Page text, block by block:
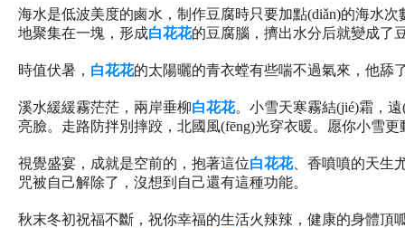
海水是低波美度的鹵水，制作豆腐時只要加點(diǎn)的海
地聚集在一塊，形成白花花的豆腐腦，擠出水分后就變成了
時值伏暑， 白花花的太陽曬的青衣螳有些喘不過氣來，他舔了舔
溪水緩緩霧茫茫，兩岸垂柳白花花。小雪天寒霧結(jié)霜
亮臉。走路防拌別摔跤，北國風(fēng)光穿衣暖。愿你小雪更動
視覺盛宴，成就是空前的，抱著這位白花花、香噴噴的天生
咒被自己解除了，沒想到自己還有這種功能。
秋末冬初祝福不斷，祝你幸福的生活火辣辣，健康的身體頂